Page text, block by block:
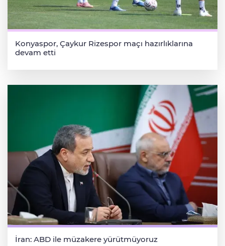
Konyaspor, Çaykur Rizespor maçı hazırlıklarına
devam etti
İran: ABD ile müzakere yürütmüyoruz